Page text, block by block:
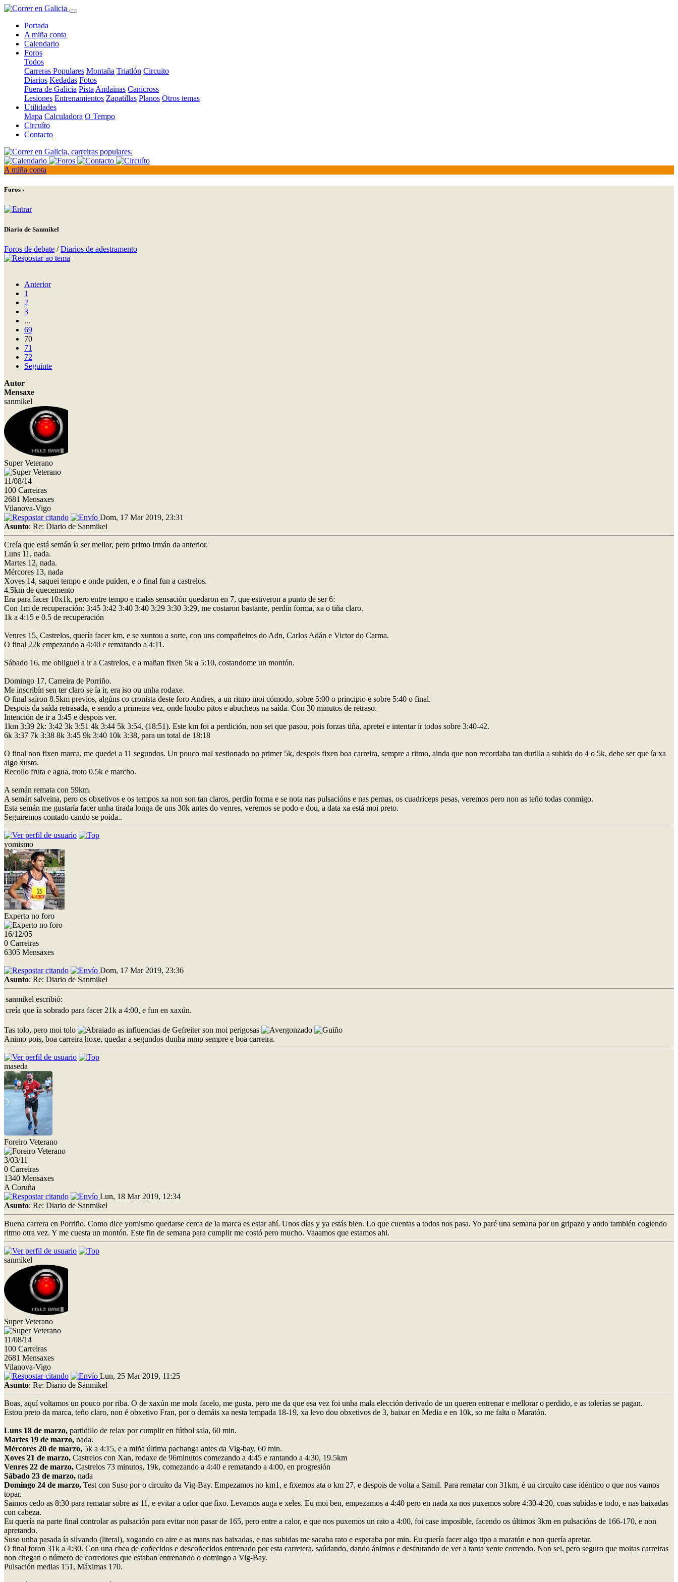
Portada
A miña conta
Calendario
Foros
Todos
Carreras Populares Montaña Triatlón Circuito
Diarios Kedadas Fotos
Fuera de Galicia Pista Andainas Canicross
Lesiones Entrenamientos Zapatillas Planos Otros temas
Utilidades
Mapa Calculadora O Tempo
Circuíto
Contacto
A miña conta
Foros ›
Diario de Sanmikel
Foros de debate /Diarios de adestramento
Anterior
1
2
3
...
69
70
71
72
Seguinte
Autor
Mensaxe
sanmikel
Super Veterano
11/08/14
100 Carreiras
2681 Mensaxes
Vilanova-Vigo
Dom, 17 Mar 2019, 23:31
Asunto: Re: Diario de Sanmikel
Creía que está semán ía ser mellor, pero primo irmán da anterior.
Luns 11, nada.
Martes 12, nada.
Mércores 13, nada
Xoves 14, saquei tempo e onde puiden, e o final fun a castrelos.
4.5km de quecemento
Era para facer 10x1k, pero entre tempo e malas sensación quedaron en 7, que estiveron a punto de ser 6:
Con 1m de recuperación: 3:45 3:42 3:40 3:40 3:29 3:30 3:29, me costaron bastante, perdín forma, xa o tiña claro.
1k a 4:15 e 0.5 de recuperación
Venres 15, Castrelos, quería facer km, e se xuntou a sorte, con uns compañeiros do Adn, Carlos Adán e Victor do Carma.
O final 22k empezando a 4:40 e rematando a 4:11.
Sábado 16, me obliguei a ir a Castrelos, e a mañan fixen 5k a 5:10, costandome un montón.
Domingo 17, Carreira de Porriño.
Me inscribín sen ter claro se ía ir, era iso ou unha rodaxe.
O final saíron 8.5km previos, algúns co cronista deste foro Andres, a un ritmo moi cómodo, sobre 5:00 o principio e sobre 5:40 o final.
Despois da saída retrasada, e sendo a primeira vez, onde houbo pitos e abucheos na saída. Con 30 minutos de retraso.
Intención de ir a 3:45 e despois ver.
1km 3:39 2k: 3:42 3k 3:51 4k 3:44 5k 3:54, (18:51). Este km foi a perdición, non sei que pasou, pois forzas tiña, apretei e intentar ir todos sobre 3:40-42.
6k 3:37 7k 3:38 8k 3:45 9k 3:40 10k 3:38, para un total de 18:18
O final non fixen marca, me quedei a 11 segundos. Un pouco mal xestionado no primer 5k, despois fixen boa carreira, sempre a ritmo, ainda que non recordaba tan durilla a subida do 4 o 5k, debe ser que ía xa
algo xusto.
Recollo fruta e agua, troto 0.5k e marcho.
A semán remata con 59km.
A semán salveina, pero os obxetivos e os tempos xa non son tan claros, perdín forma e se nota nas pulsacións e nas pernas, os cuadriceps pesas, veremos pero non as teño todas conmigo.
Esta semán me gustaría facer unha tirada longa de uns 30k antes do venres, veremos se podo e dou, a data xa está moi preto.
Seguiremos contado cando se poida..
yomismo
Experto no foro
16/12/05
0 Carreiras
6305 Mensaxes
Dom, 17 Mar 2019, 23:36
Asunto: Re: Diario de Sanmikel
sanmikel escribió:
creía que ía sobrado para facer 21k a 4:00, e fun en xaxún.
Tas tolo, pero moi tolo
as influencias de Gefreiter son moi perigosas
Animo pois, boa carreira hoxe, quedar a segundos dunha mmp sempre e boa carreira.
maseda
Foreiro Veterano
3/03/11
0 Carreiras
1340 Mensaxes
A Coruña
Lun, 18 Mar 2019, 12:34
Asunto: Re: Diario de Sanmikel
Buena carrera en Porriño. Como dice yomismo quedarse cerca de la marca es estar ahí. Unos días y ya estás bien. Lo que cuentas a todos nos pasa. Yo paré una semana por un gripazo y ando también cogiendo
ritmo otra vez. Y me cuesta un montón. Este fin de semana para cumplir me costó pero mucho. Vaaamos que estamos ahi.
sanmikel
Super Veterano
11/08/14
100 Carreiras
2681 Mensaxes
Vilanova-Vigo
Lun, 25 Mar 2019, 11:25
Asunto: Re: Diario de Sanmikel
Boas, aquí voltamos un pouco por riba. O de xaxún me mola facelo, me gusta, pero me da que esa vez foi unha mala elección derivado de un queren entrenar e mellorar o perdido, e as tolerías se pagan.
Estou preto da marca, teño claro, non é obxetivo Fran, por o demáis xa nesta tempada 18-19, xa levo dou obxetivos de 3, baixar en Media e en 10k, so me falta o Maratón.
Luns 18 de marzo, partidillo de relax por cumplir en fútbol sala, 60 min.
Martes 19 de marzo, nada.
Mércores 20 de marzo, 5k a 4:15, e a miña última pachanga antes da Vig-bay, 60 min.
Xoves 21 de marzo, Castrelos con Xan, rodaxe de 96minutos comezando a 4:45 e rantando a 4:30, 19.5km
Venres 22 de marzo, Castrelos 73 minutos, 19k, comezando a 4:40 e rematando a 4:00, en progresión
Sábado 23 de marzo, nada
Domingo 24 de marzo, Test con Suso por o circuíto da Vig-Bay. Empezamos no km1, e fixemos ata o km 27, e despois de volta a Samil. Para rematar con 31km, é un circuíto case idéntico o que nos vamos
topar.
Saimos cedo as 8:30 para rematar sobre as 11, e evitar a calor que fixo. Levamos auga e xeles. Eu moi ben, empezamos a 4:40 pero en nada xa nos puxemos sobre 4:30-4:20, coas subidas e todo, e nas baixadas
con cabeza.
Eu quería na parte final controlar as pulsación para evitar non pasar de 165, pero entre a calor, e que nos puxemos un rato a 4:00, foi case imposible, facendo os últimos 3km en pulsacións de 166-170, e non
apretando.
Suso unha pasada ía silvando (literal), xogando co aire e as mans nas baixadas, e nas subidas me sacaba rato e esperaba por min. Eu quería facer algo tipo a maratón e non quería apretar.
O final foron 31k a 4:30. Con una chea de coñecidos e descoñecidos entrenado por esta carretera, saúdando, dando ánimos e desfrutando de ver a tanta xente correndo. Non sei, pero seguro que moitas carreiras
non chegan o número de corredores que estaban entrenando o domingo a Vig-Bay.
Pulsación medias 151, Máximas 170.